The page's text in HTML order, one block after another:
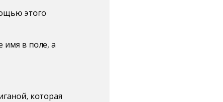
этого
имя в поле, а
которая